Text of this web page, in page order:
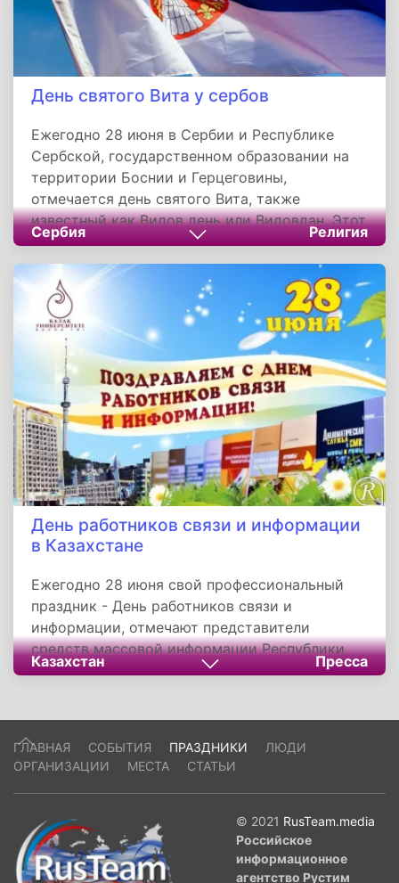
День святого Вита у сербов
Ежегодно 28 июня в Сербии и Республике
Сербской, государственном образовании на
территории Боснии и Герцеговины,
отмечается день святого Вита, также
известный как Видов день или Видовдан. Этот
религиозный праздник имеет статус
государственного, однако в Сербии не
является выходным днем.
Сербия Религия
День работников связи и информации
в Казахстане
Ежегодно 28 июня свой профессиональный
праздник - День работников связи и
информации, отмечают представители
средств массовой информации Республики
Казахстан. Сначала этот праздник назывался
Казахстан Пресса
ГЛАВНАЯ СОБЫТИЯ ПРАЗДНИКИ
ЛЮДИ
ОРГАНИЗАЦИИ
МЕСТА СТАТЬИ
© 2021 RusTeam.media
Российское
информационное
агентство Рустим